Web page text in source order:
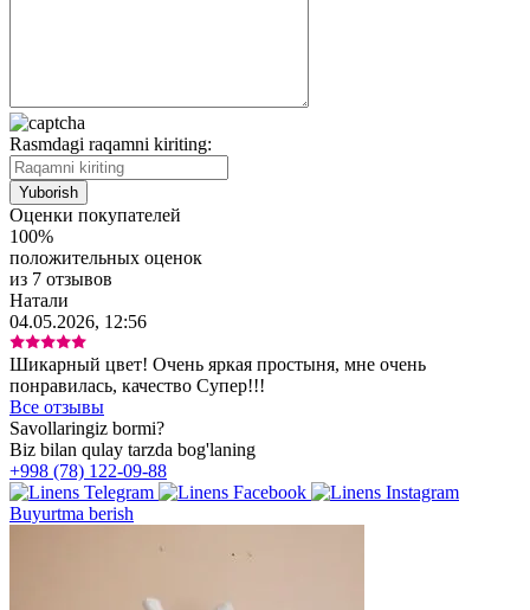
Rasmdagi raqamni kiriting:
Оценки покупателей
100%
положительных оценок
из 7 отзывов
Натали
04.05.2026, 12:56
Шикарный цвет! Очень яркая простыня, мне очень
понравилась, качество Супер!!!
Все отзывы
Savollaringiz bormi?
Biz bilan qulay tarzda bog'laning
+998 (78) 122-09-88
Buyurtma berish